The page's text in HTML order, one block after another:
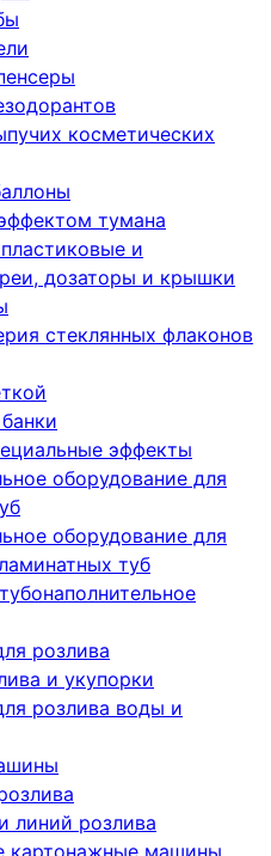
косметических
тумана
и
дозаторы и крышки
стеклянных флаконов
эффекты
оборудование для
оборудование для
туб
розлива
и укупорки
розлива воды и
линий розлива
картонажные машины